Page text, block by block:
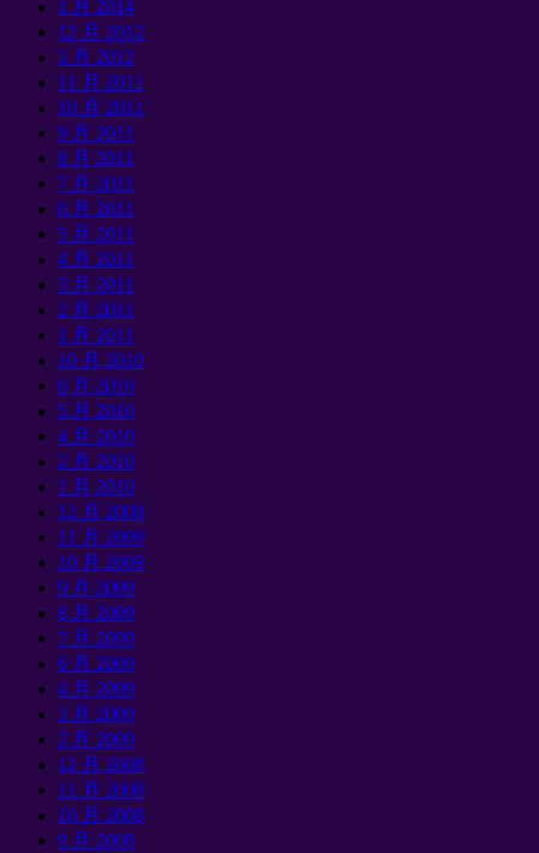
1 月 2014
12 月 2012
3 月 2012
11 月 2011
10 月 2011
9 月 2011
8 月 2011
7 月 2011
6 月 2011
5 月 2011
4 月 2011
3 月 2011
2 月 2011
1 月 2011
10 月 2010
6 月 2010
5 月 2010
4 月 2010
2 月 2010
1 月 2010
12 月 2009
11 月 2009
10 月 2009
9 月 2009
8 月 2009
7 月 2009
6 月 2009
4 月 2009
3 月 2009
2 月 2009
12 月 2008
11 月 2008
10 月 2008
9 月 2008